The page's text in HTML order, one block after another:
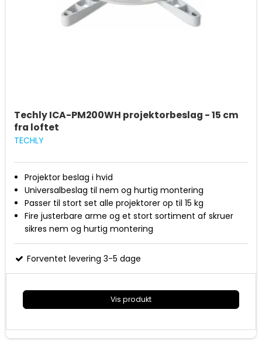
Techly ICA-PM200WH projektorbeslag - 15 cm
fra loftet
TECHLY
Projektor beslag i hvid
Universalbeslag til nem og hurtig montering
Passer til stort set alle projektorer op til 15 kg
Fire justerbare arme og et stort sortiment af skruer
sikres nem og hurtig montering
Projektorbeslaget kan både vippes (30 grader) og
drejes (306 grader)
20 cm mellem loft og projektor
Forventet levering 3-5 dage
Vis produkt